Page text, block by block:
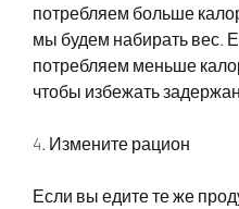
потребляем больше
мы будем набирать вес.
потребляем меньше
чтобы избежать
4. Измените рацион
Если вы едите те же